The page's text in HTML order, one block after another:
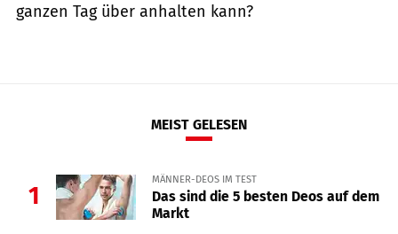
ganzen Tag über anhalten kann?
MEIST GELESEN
1
MÄNNER-DEOS IM TEST
Das sind die 5 besten Deos auf dem
Markt